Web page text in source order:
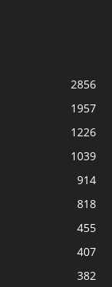
2856
1957
1226
1039
914
818
455
407
382